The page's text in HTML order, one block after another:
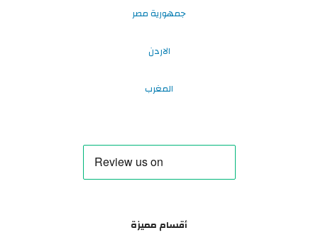
جمهورية مصر
الاردن
المغرب
أقسام مميزة